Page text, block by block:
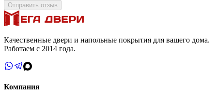
Отправить отзыв
Качественные двери и напольные покрытия для вашего дома.
Работаем с 2014 года.
Компания